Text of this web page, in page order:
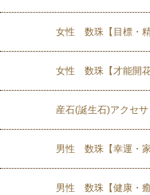
女性 数珠【目標・精
女性 数珠【才能開花
産石(誕生石)アクセサ
男性 数珠【幸運・家
男性 数珠【健康・癒